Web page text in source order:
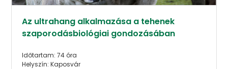
Az ultrahang alkalmazása a tehenek
szaporodásbiológiai gondozásában
Időtartam: 74 óra
Helyszín: Kaposvár